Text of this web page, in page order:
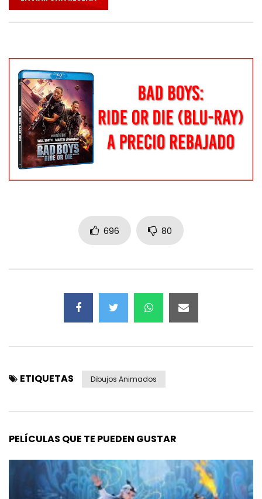
696 80
ETIQUETAS Dibujos Animados
PELÍCULAS QUE TE PUEDEN GUSTAR